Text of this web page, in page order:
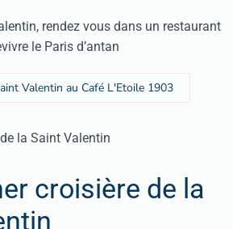
rendez vous dans un restaurant
le Paris d’antan
Valentin au Café L'Etoile 1903
croisière de la